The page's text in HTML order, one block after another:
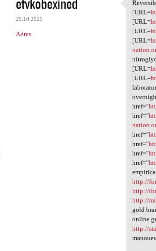
o
m
e
29.10.2021
Adres
[URL=
[URL=
[URL=
[URL=
[URL=
[URL=
href="
href="
href="
href="
href="
href="
http://
http://
http://
gold
online
http://